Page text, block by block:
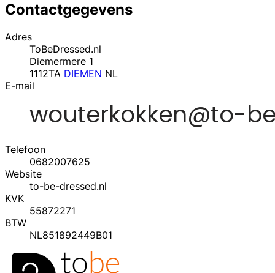
Contactgegevens
Adres
ToBeDressed.nl
Diemermere 1
1112TA DIEMEN NL
E-mail
Telefoon
0682007625
Website
to-be-dressed.nl
KVK
55872271
BTW
NL851892449B01